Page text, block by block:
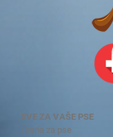
SVE ZA VAŠE PSE
Hrana za pse